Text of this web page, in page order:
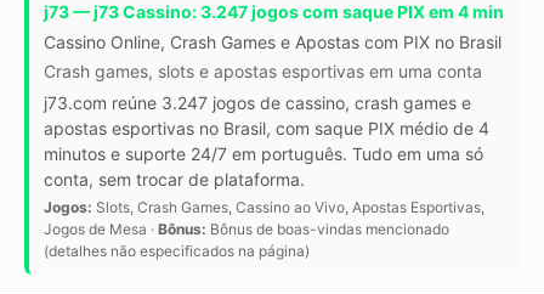
j73 — j73 Cassino: 3.247 jogos com saque PIX em 4 min
Cassino Online, Crash Games e Apostas com PIX no Brasil
Crash games, slots e apostas esportivas em uma conta
j73.com reúne 3.247 jogos de cassino, crash games e
apostas esportivas no Brasil, com saque PIX médio de 4
minutos e suporte 24/7 em português. Tudo em uma só
conta, sem trocar de plataforma.
Jogos: Slots, Crash Games, Cassino ao Vivo, Apostas Esportivas,
Jogos de Mesa · Bônus: Bônus de boas-vindas mencionado
(detalhes não especificados na página)